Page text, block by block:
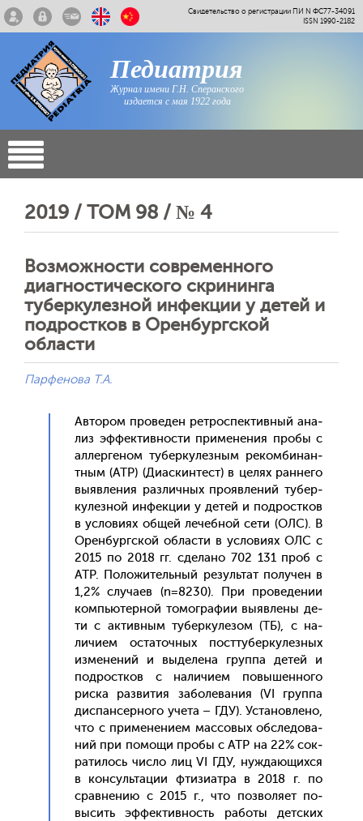
Свидетельство о регистрации ПИ N ФС77-34091
ISSN 1990-2182
Педиатрия
Журнал имени Г.Н. Сперанского
издается с мая 1922 года
2019 / ТОМ 98 / № 4
Возможности современного
диагностического скрининга
туберкулезной инфекции у детей и
подростков в Оренбургской
области
Парфенова Т.А.
Ав­то­ром про­веден рет­роспек­тивный ана­
лиз эф­фектив­ности при­мене­ния про­бы с
ал­лерге­ном ту­бер­ку­лез­ным ре­ком­би­нан­
тным (АТР) (Ди­ас­кинтест) в це­лях ран­не­го
вы­яв­ле­ния раз­личных про­яв­ле­ний ту­бер­
ку­лез­ной ин­фекции у де­тей и под­рос­тков
в ус­ло­ви­ях об­щей ле­чеб­ной се­ти (ОЛС). В
Орен­бург­ской об­ласти в ус­ло­ви­ях ОЛС с
2015 по 2018 гг. сде­лано 702 131 проб с
АТР. По­ложи­тель­ный ре­зуль­тат по­лучен в
1,2% слу­ча­ев (n=8230). При про­веде­нии
компь­ютер­ной то­мог­ра­фии вы­яв­ле­ны де­
ти с ак­тивным ту­бер­ку­лезом (ТБ), с на­
личи­ем ос­та­точ­ных пос­тту­бер­ку­лез­ных
из­ме­нений и вы­деле­на груп­па де­тей и
под­рос­тков с на­личи­ем по­вышен­но­го
рис­ка раз­ви­тия за­боле­вания (VI груп­па
дис­пансер­но­го уче­та – ГДУ). Ус­та­нов­ле­но,
что с при­мене­ни­ем мас­со­вых об­сле­дова­
ний при по­мощи про­бы с АТР на 22% сок­
ра­тилось чис­ло лиц VI ГДУ, нуж­да­ющих­ся
в кон­суль­та­ции фти­зи­ат­ра в 2018 г. по
срав­не­нию с 2015 г., что поз­во­ля­ет по­
высить эф­фектив­ность ра­боты дет­ских